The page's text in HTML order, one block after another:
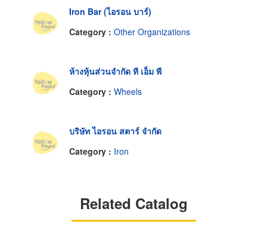
Iron Bar (ไอรอน บาร์)
Category : Other Organizations
ห้างหุ้นส่วนจำกัด ที เอ็ม พี
Category : Wheels
บริษัท ไอรอน สตาร์ จำกัด
Category : Iron
Related Catalog